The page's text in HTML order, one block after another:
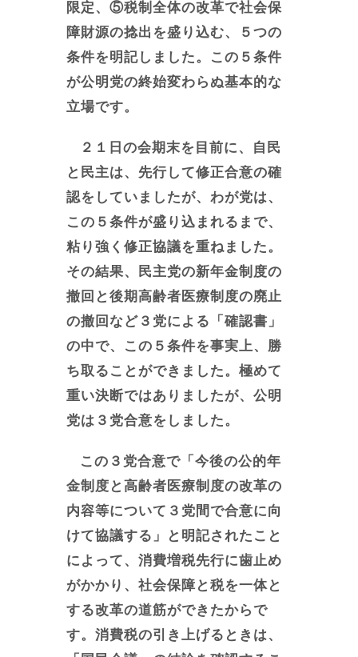
限定、⑤税制全体の改革で社会保
障財源の捻出を盛り込む、５つの
条件を明記しました。この５条件
が公明党の終始変わらぬ基本的な
立場です。
２１日の会期末を目前に、自民
と民主は、先行して修正合意の確
認をしていましたが、わが党は、
この５条件が盛り込まれるまで、
粘り強く修正協議を重ねました。
その結果、民主党の新年金制度の
撤回と後期高齢者医療制度の廃止
の撤回など３党による「確認書」
の中で、この５条件を事実上、勝
ち取ることができました。極めて
重い決断ではありましたが、公明
党は３党合意をしました。
この３党合意で「今後の公的年
金制度と高齢者医療制度の改革の
内容等について３党間で合意に向
けて協議する」と明記されたこと
によって、消費増税先行に歯止め
がかかり、社会保障と税を一体と
する改革の道筋ができたからで
す。消費税の引き上げるときは、